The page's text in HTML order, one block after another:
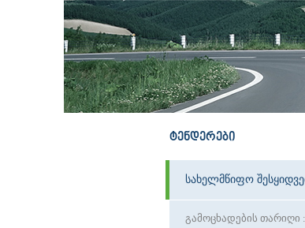
ტენდერები
სახელმწიფო
გამოცხადების თარიღი :